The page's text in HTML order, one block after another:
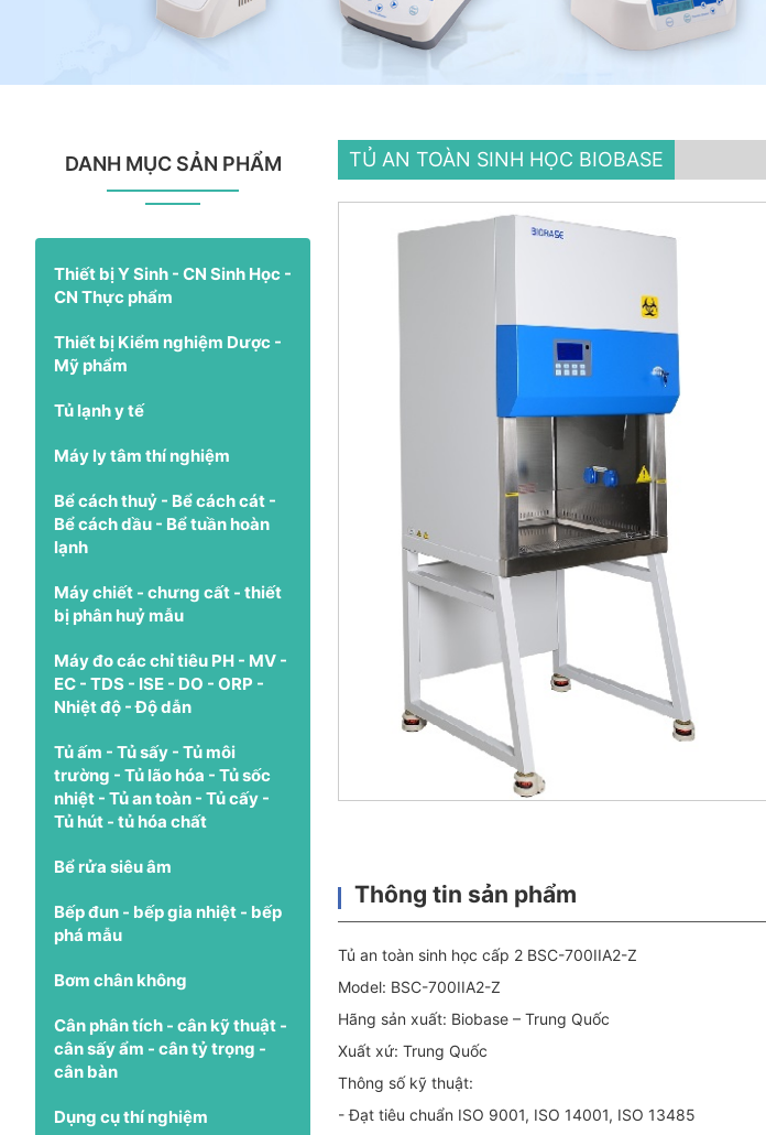
DANH MỤC SẢN PHẨM
Thiết bị Y Sinh - CN Sinh Học -
CN Thực phẩm
Thiết bị Kiểm nghiệm Dược -
Mỹ phẩm
Tủ lạnh y tế
Máy ly tâm thí nghiệm
Bể cách thuỷ - Bể cách cát -
Bể cách dầu - Bể tuần hoàn
lạnh
Máy chiết - chưng cất - thiết
bị phân huỷ mẫu
Máy đo các chỉ tiêu PH - MV -
EC - TDS - ISE - DO - ORP -
Nhiệt độ - Độ dẫn
Tủ ấm - Tủ sấy - Tủ môi
trường - Tủ lão hóa - Tủ sốc
nhiệt - Tủ an toàn - Tủ cấy -
Tủ hút - tủ hóa chất
Bể rửa siêu âm
Bếp đun - bếp gia nhiệt - bếp
phá mẫu
Bơm chân không
Cân phân tích - cân kỹ thuật -
cân sấy ẩm - cân tỷ trọng -
cân bàn
Dụng cụ thí nghiệm
TỦ AN TOÀN SINH HỌC BIOBASE
Thông tin sản phẩm
Tủ an toàn sinh học cấp 2 BSC-700IIA2-Z
Model: BSC-700IIA2-Z
Hãng sản xuất: Biobase – Trung Quốc
Xuất xứ: Trung Quốc
Thông số kỹ thuật:
- Đạt tiêu chuẩn ISO 9001, ISO 14001, ISO 13485